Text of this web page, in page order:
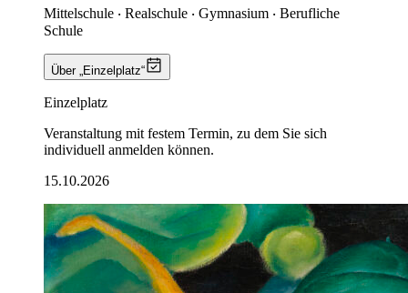
Mittelschule ‧ Realschule ‧ Gymnasium ‧ Berufliche
Schule
Über „Einzelplatz“
Einzelplatz
Veranstaltung mit festem Termin, zu dem Sie sich
individuell anmelden können.
15.10.2026